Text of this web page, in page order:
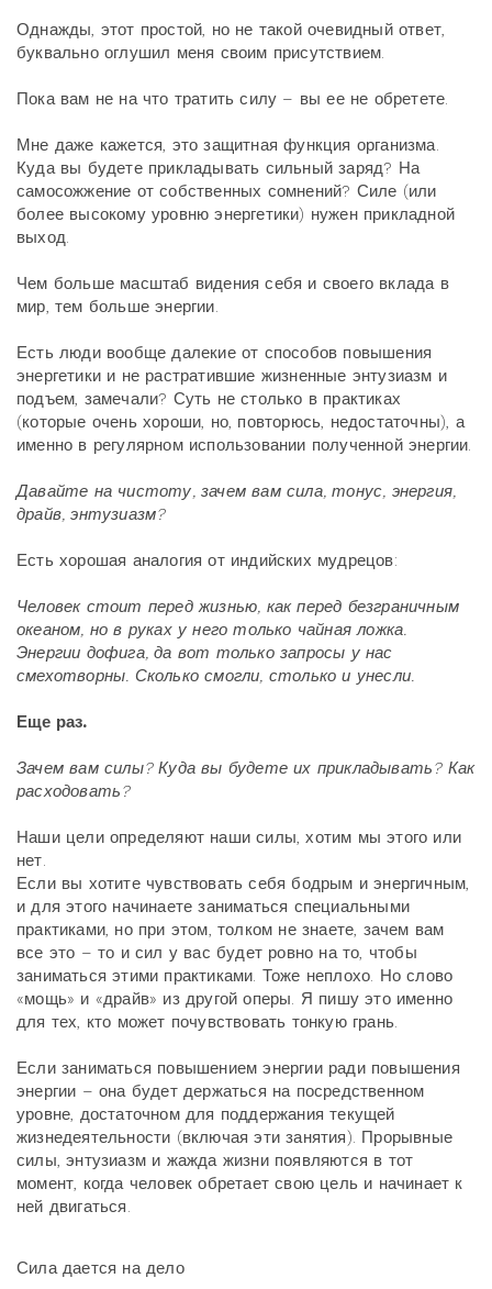
Однажды, этот простой, но не такой очевидный ответ,
буквально оглушил меня своим присутствием.
Пока вам не на что тратить силу – вы ее не обретете.
Мне даже кажется, это защитная функция организма.
Куда вы будете прикладывать сильный заряд? На
самосожжение от собственных сомнений? Силе (или
более высокому уровню энергетики) нужен прикладной
выход.
Чем больше масштаб видения себя и своего вклада в
мир, тем больше энергии.
Есть люди вообще далекие от способов повышения
энергетики и не растратившие жизненные энтузиазм и
подъем, замечали? Суть не столько в практиках
(которые очень хороши, но, повторюсь, недостаточны), а
именно в регулярном использовании полученной энергии.
Давайте на чистоту, зачем вам сила, тонус, энергия,
драйв, энтузиазм?
Есть хорошая аналогия от индийских мудрецов:
Человек стоит перед жизнью, как перед безграничным
океаном, но в руках у него только чайная ложка.
Энергии дофига, да вот только запросы у нас
смехотворны. Сколько смогли, столько и унесли.
Еще раз.
Зачем вам силы? Куда вы будете их прикладывать? Как
расходовать?
Наши цели определяют наши силы, хотим мы этого или
нет.
Если вы хотите чувствовать себя бодрым и энергичным,
и для этого начинаете заниматься специальными
практиками, но при этом, толком не знаете, зачем вам
все это – то и сил у вас будет ровно на то, чтобы
заниматься этими практиками. Тоже неплохо. Но слово
«мощь» и «драйв» из другой оперы. Я пишу это именно
для тех, кто может почувствовать тонкую грань.
Если заниматься повышением энергии ради повышения
энергии – она будет держаться на посредственном
уровне, достаточном для поддержания текущей
жизнедеятельности (включая эти занятия). Прорывные
силы, энтузиазм и жажда жизни появляются в тот
момент, когда человек обретает свою цель и начинает к
ней двигаться.
Сила дается на дело